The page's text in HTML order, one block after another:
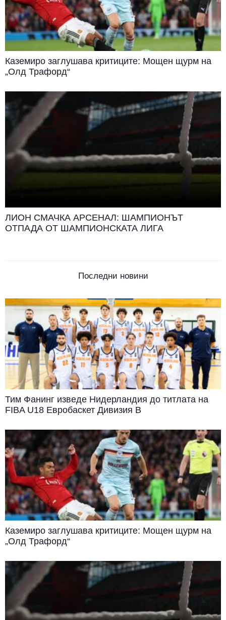
Каземиро заглушава критиците: Мощен щурм на
„Олд Трафорд“
ЛИОН СМАЧКА АРСЕНАЛ: ШАМПИОНЪТ
ОТПАДА ОТ ШАМПИОНСКАТА ЛИГА
Последни новини
Тим Фанинг изведе Нидерландия до титлата на
FIBA U18 Евробаскет Дивизия B
Каземиро заглушава критиците: Мощен щурм на
„Олд Трафорд“